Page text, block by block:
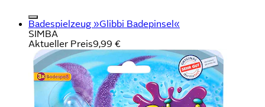
Badespielzeug »Glibbi Badepinsel«
SIMBA
Aktueller Preis9,99 €